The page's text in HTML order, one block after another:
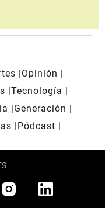
Opinión
Tecnología
Generación
Pódcast